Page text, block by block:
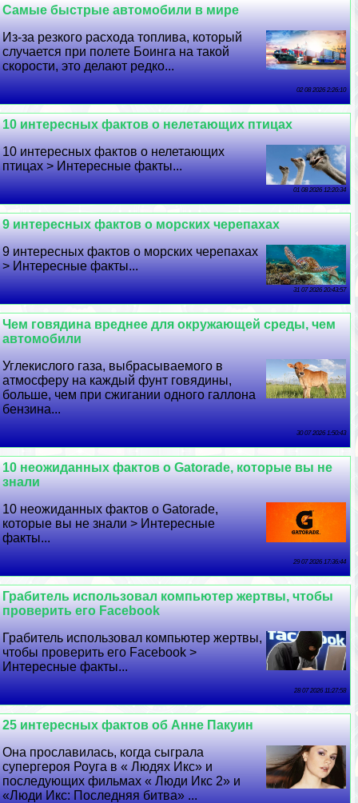
Самые быстрые автомобили в мире
Из-за резкого расхода топлива, который
случается при полете Боинга на такой
скорости, это делают редко...
02 08 2026 2:26:10
10 интересных фактов о нелетающих птицах
10 интересных фактов о нелетающих
птицах > Интересные факты...
01 08 2026 12:20:34
9 интересных фактов о морских черепахах
9 интересных фактов о морских черепахах
> Интересные факты...
31 07 2026 20:43:57
Чем говядина вреднее для окружающей среды, чем
автомобили
Углекислого газа, выбрасываемого в
атмосферу на каждый фунт говядины,
больше, чем при сжигании одного галлона
бензина...
30 07 2026 1:50:43
10 неожиданных фактов о Gatorade, которые вы не
знали
10 неожиданных фактов о Gatorade,
которые вы не знали > Интересные
факты...
29 07 2026 17:36:44
Грабитель использовал компьютер жертвы, чтобы
проверить его Facebook
Грабитель использовал компьютер жертвы,
чтобы проверить его Facebook >
Интересные факты...
28 07 2026 11:27:58
25 интересных фактов об Анне Пакуин
Она прославилась, когда сыграла
супергероя Роуга в « Людях Икс» и
последующих фильмах « Люди Икс 2» и
«Люди Икс: Последняя битва» ...